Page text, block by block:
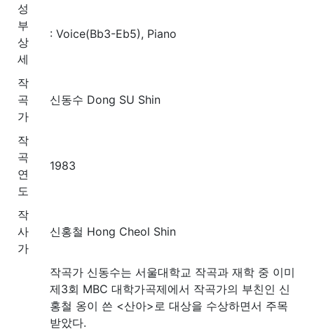
성
부
상
세
: Voice(Bb3-Eb5), Piano
작
곡
가
신동수 Dong SU Shin
작
곡
연
도
1983
작
사
가
신홍철 Hong Cheol Shin
작곡가 신동수는 서울대학교 작곡과 재학 중 이미
제3회 MBC 대학가곡제에서 작곡가의 부친인 신
홍철 옹이 쓴 <산아>로 대상을 수상하면서 주목
받았다.